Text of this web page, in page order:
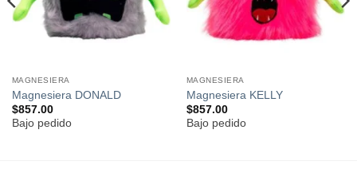
MAGNESIERA
Magnesiera DONALD
$857.00
Bajo pedido
MAGNESIERA
Magnesiera KELLY
$857.00
Bajo pedido